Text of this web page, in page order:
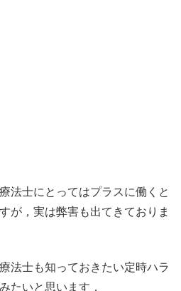
法士にとってはプラスに働くと
が，実は弊害も出てきておりま
法士も知っておきたい定時ハラ
たいと思います．